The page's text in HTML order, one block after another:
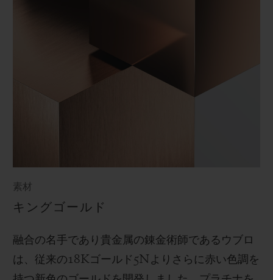
素材
キングゴールド
融合の名手であり貴金属の錬金術師であるウブロ
は、従来の18Kゴールド 5N よりさらに赤い色調を